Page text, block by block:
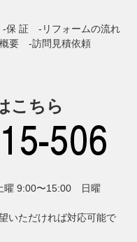
保 証
リフォームの流れ
要
訪問見積依頼
こちら
曜 9:00〜15:00 日曜
いただければ対応可能で